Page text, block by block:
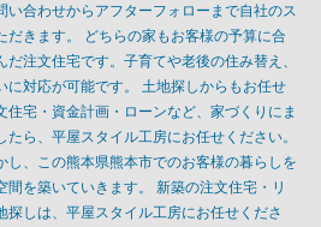
い合わせからアフターフォローまで自社のス
だきます。 どちらの家もお客様の予算に合
注文住宅です。子育てや老後の住み替え、
に対応が可能です。 土地探しからもお任せ
住宅・資金計画・ローンなど、家づくりにま
ら、平屋スタイル工房にお任せください。
し、この熊本県熊本市でのお客様の暮らしを
を築いていきます。 新築の注文住宅・リ
探しは、平屋スタイル工房にお任せくださ